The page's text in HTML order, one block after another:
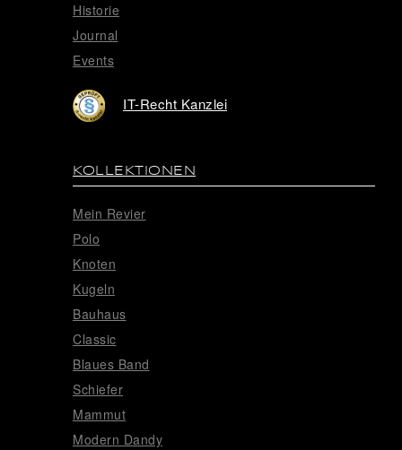
Historie
Journal
Events
IT-Recht Kanzlei
KOLLEKTIONEN
Mein Revier
Polo
Knoten
Kugeln
Bauhaus
Classic
Blaues Band
Schiefer
Mammut
Modern Dandy